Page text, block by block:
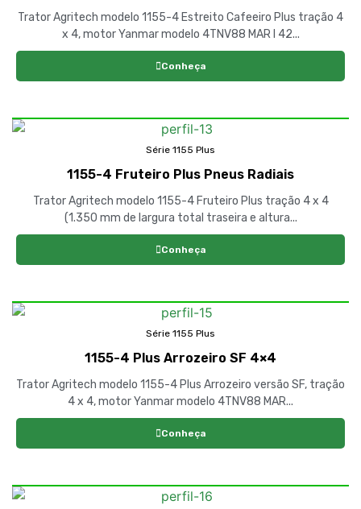
Trator Agritech modelo 1155-4 Estreito Cafeeiro Plus tração 4
x 4, motor Yanmar modelo 4TNV88 MAR I 42...
Conheça
Série 1155 Plus
1155-4 Fruteiro Plus Pneus Radiais
Trator Agritech modelo 1155-4 Fruteiro Plus tração 4 x 4
(1.350 mm de largura total traseira e altura...
Conheça
Série 1155 Plus
1155-4 Plus Arrozeiro SF 4×4
Trator Agritech modelo 1155-4 Plus Arrozeiro versão SF, tração
4 x 4, motor Yanmar modelo 4TNV88 MAR...
Conheça